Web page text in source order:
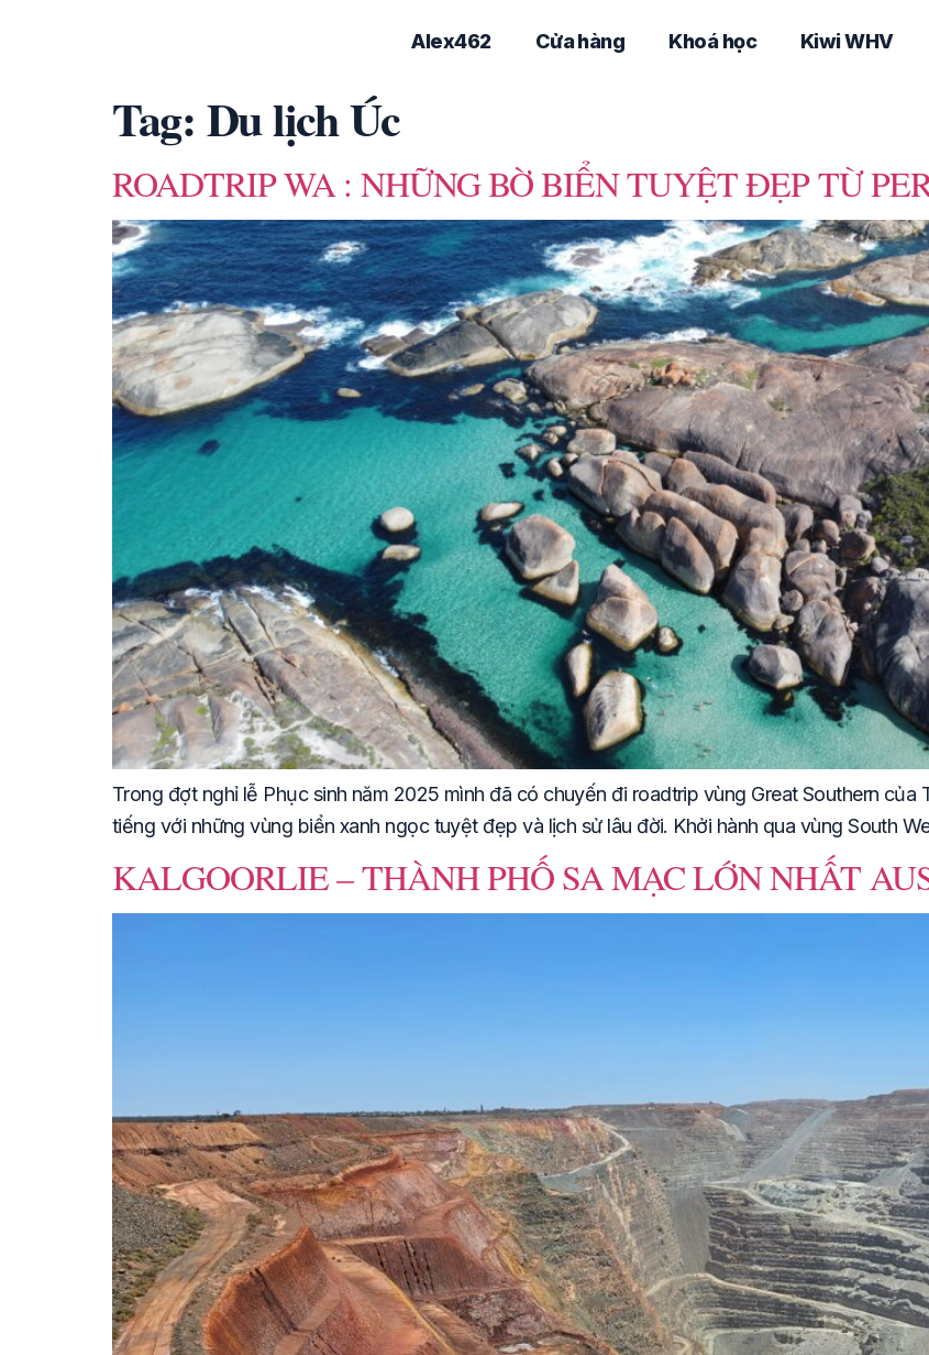
Alex462 Cửa hàng Khoá học Kiwi WHV
Tag:Du lịch Úc
ROADTRIP WA : NHỮNG BỜ BIỂN TUYỆT ĐẸP TỪ
Trong đợt nghỉ lễ Phục sinh năm 2025 mình đã có chuyến đi roadtrip vùng Great Southern
tiếng với những vùng biển xanh ngọc tuyệt đẹp và lịch sử lâu đời. Khởi hành qua vùng South
KALGOORLIE – THÀNH PHỐ SA MẠC LỚN NHẤT